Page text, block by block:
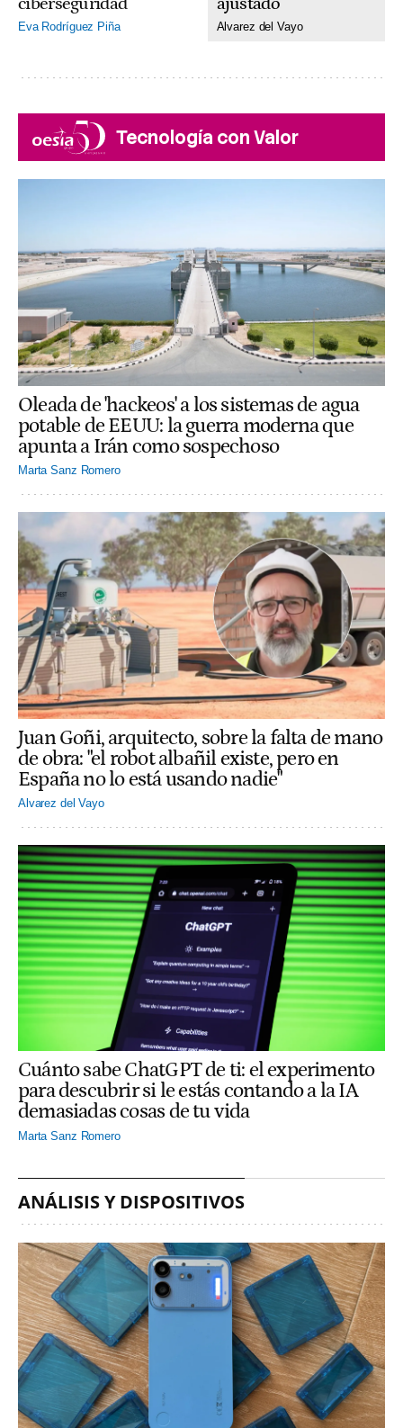
Eva Rodríguez Piña Alvarez del Vayo
Tecnología con Valor
Oleada de 'hackeos' a los sistemas de agua
potable de EEUU: la guerra moderna que
apunta a Irán como sospechoso
Marta Sanz Romero
Juan Goñi, arquitecto, sobre la falta de mano
de obra: "el robot albañil existe, pero en
España no lo está usando nadie"
Alvarez del Vayo
Cuánto sabe ChatGPT de ti: el experimento
para descubrir si le estás contando a la IA
demasiadas cosas de tu vida
Marta Sanz Romero
ANÁLISIS Y DISPOSITIVOS